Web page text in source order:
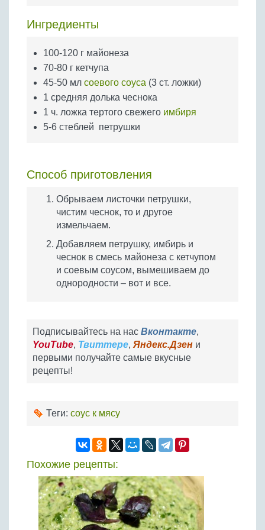
Яйца
Ингредиенты
100-120 г майонеза
70-80 г кетчупа
45-50 мл соевого соуса (3 ст. ложки)
1 средняя долька чеснока
1 ч. ложка тертого свежего имбиря
5-6 стеблей петрушки
Способ приготовления
Обрываем листочки петрушки,
чистим чеснок, то и другое
измельчаем.
Добавляем петрушку, имбирь и
чеснок в смесь майонеза с кетчупом
и соевым соусом, вымешиваем до
однородности – вот и все.
Подписывайтесь на нас Вконтакте,
YouTube, Твиттере, Яндекс.Дзен и
первыми получайте самые вкусные
рецепты!
Теги: соус к мясу
Похожие рецепты: